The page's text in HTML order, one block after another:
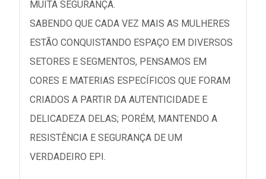
MUITA SEGURANÇA.
SABENDO QUE CADA VEZ MAIS AS MULHERES
ESTÃO CONQUISTANDO ESPAÇO EM DIVERSOS
SETORES E SEGMENTOS, PENSAMOS EM
CORES E MATERIAS ESPECÍFICOS QUE FORAM
CRIADOS A PARTIR DA AUTENTICIDADE E
DELICADEZA DELAS; PORÉM, MANTENDO A
RESISTÊNCIA E SEGURANÇA DE UM
VERDADEIRO EPI.